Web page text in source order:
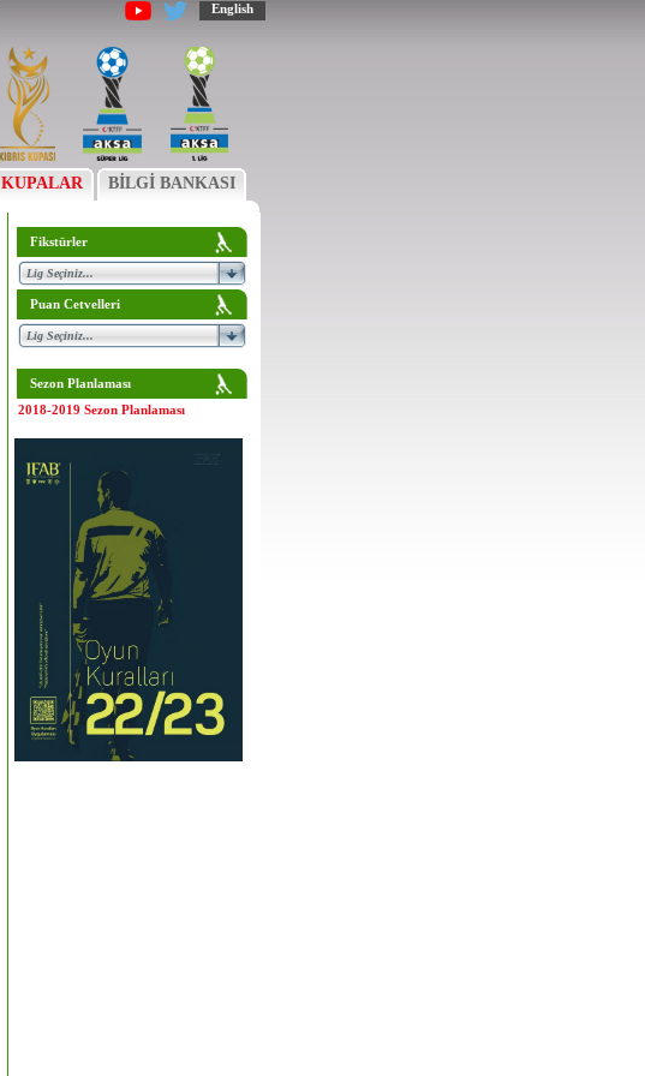
English
KUPALAR BİLGİ BANKASI
Fikstürler
Puan Cetvelleri
Sezon Planlaması
2018-2019 Sezon Planlaması